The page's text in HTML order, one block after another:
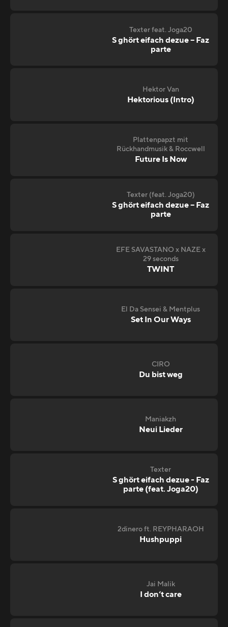
Texter feat. Joga20
S ghört eifach dezue – Faz
parte
Hektor Van
Hektorious (Intro)
Plattenpapzt mit
Rückhandmusik & Roccwell
Future Is Now
Texter (feat. Joga20)
S ghört eifach dezue – Faz
parte
EFE SAVASTANO x NAZE x
29 seconds
TWINT
El Da Sensei & Mentplus
Set In Our Ways
CIRO
Du bist weg
Maniakzh
Neui Lieder
Texter
S ghört eifach dezue - Faz
parte (feat. Joga20)
2dinero ft. REYPHARAOH
Hushpuppi
Jai Malik
I don‘t care